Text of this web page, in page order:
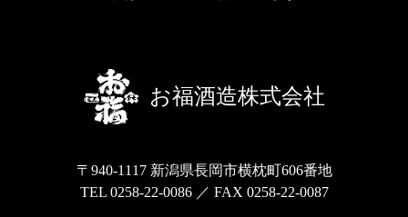
お福酒造株式会社
〒940-1117 新潟県長岡市横枕町606番地
TEL 0258-22-0086 ／ FAX 0258-22-0087